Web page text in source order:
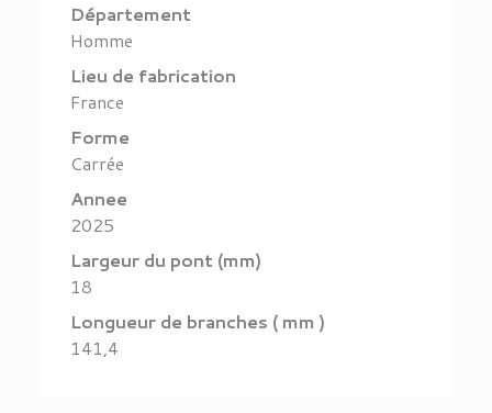
Département
Homme
Lieu de fabrication
France
Forme
Carrée
Annee
2025
Largeur du pont (mm)
18
Longueur de branches ( mm )
141,4